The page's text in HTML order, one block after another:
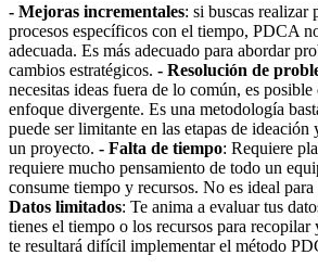
- Mejoras incrementales: si buscas realizar
procesos específicos con el tiempo, PDCA
adecuada. Es más adecuado para abordar
cambios estratégicos. - Resolución de
necesitas ideas fuera de lo común, es posible
enfoque divergente. Es una metodología
puede ser limitante en las etapas de ideación
un proyecto. - Falta de tiempo: Requiere
requiere mucho pensamiento de todo un
consume tiempo y recursos. No es ideal
Datos limitados: Te anima a evaluar tus
tienes el tiempo o los recursos para recopilar
te resultará difícil implementar el método